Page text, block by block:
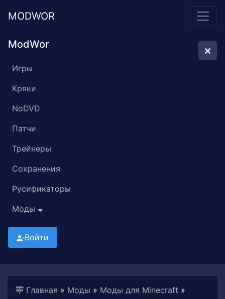
MODWOR
ModWor
Игры
Кряки
NoDVD
Патчи
Трейнеры
Сохранения
Русификаторы
Моды
Войти
Главная » Моды » Моды для Minecraft »